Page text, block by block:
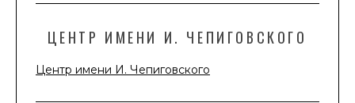
ЦЕНТР ИМЕНИ И. ЧЕПИГОВСКОГО
Центр имени И. Чепиговского